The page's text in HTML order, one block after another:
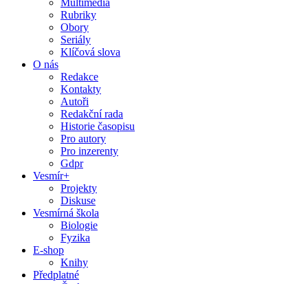
Rubriky
Obory
Seriály
Klíčová slova
O nás
Redakce
Kontakty
Autoři
Redakční rada
Historie časopisu
Pro autory
Pro inzerenty
Gdpr
Vesmír+
Projekty
Diskuse
Vesmírná škola
Biologie
Fyzika
E-shop
Knihy
Předplatné